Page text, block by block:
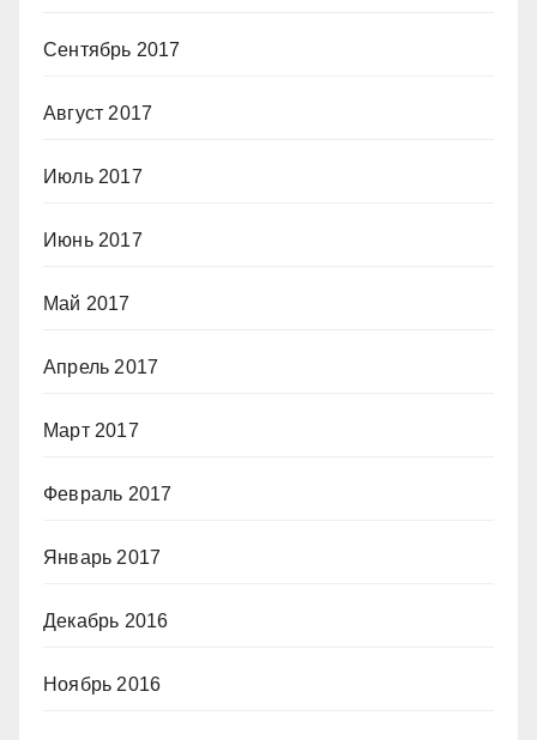
Сентябрь 2017
Август 2017
Июль 2017
Июнь 2017
Май 2017
Апрель 2017
Март 2017
Февраль 2017
Январь 2017
Декабрь 2016
Ноябрь 2016